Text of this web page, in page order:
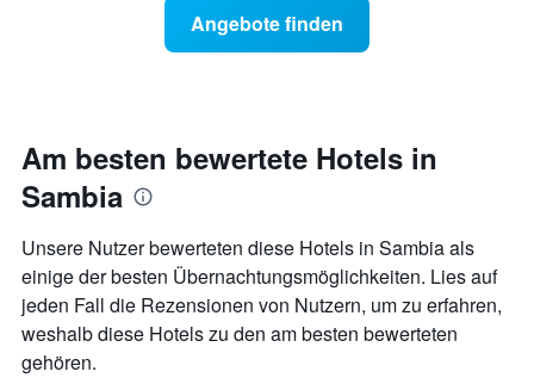
Zimmerpreis
näher
das
Aufenthaltsdatum
rückt.
Diagramm
hat
1
X-
Achse,
die
Angebote finden
Am besten bewertete Hotels in
Sambia
Unsere Nutzer bewerteten diese Hotels in Sambia als
einige der besten Übernachtungsmöglichkeiten. Lies auf
jeden Fall die Rezensionen von Nutzern, um zu erfahren,
weshalb diese Hotels zu den am besten bewerteten
gehören.